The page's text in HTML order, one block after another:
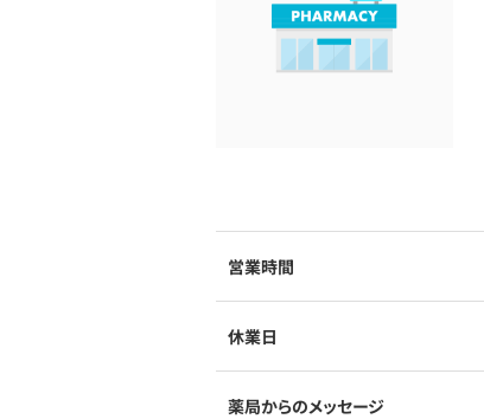
営業時間
休業日
薬局からのメッセージ